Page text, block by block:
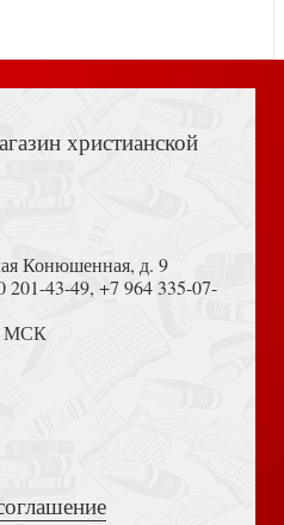
Волшебная экология
Повести и рассказы
и правда России (2024)
христианской
Конюшенная, д. 9
201-43-49, +7 964 335-07-
МСК